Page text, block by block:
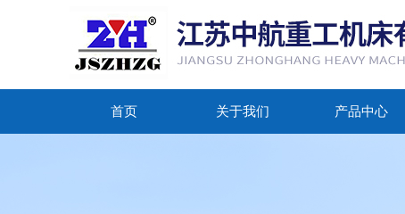
首页 关于我们 产品中心